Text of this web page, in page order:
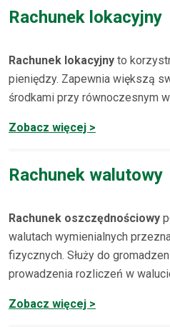
Rachunek lokacyjny
Rachunek lokacyjny to
pieniędzy. Zapewnia większą
środkami przy równoczesnym
Zobacz więcej >
Rachunek walutowy
Rachunek oszczędnościowy
walutach wymienialnych
fizycznych. Służy do
prowadzenia rozliczeń w
Zobacz więcej >